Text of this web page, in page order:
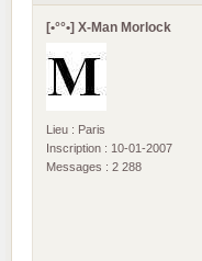
[•°°•] X-Man Morlock
Lieu : Paris
Inscription : 10-01-2007
Messages : 2 288